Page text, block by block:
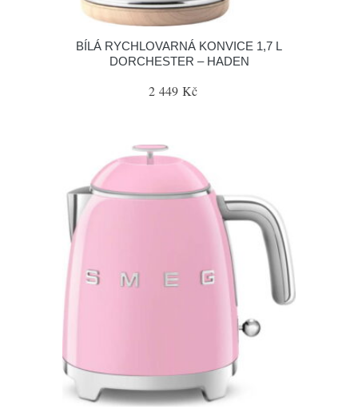
BÍLÁ RYCHLOVARNÁ KONVICE 1,7 L
DORCHESTER – HADEN
2 449 Kč